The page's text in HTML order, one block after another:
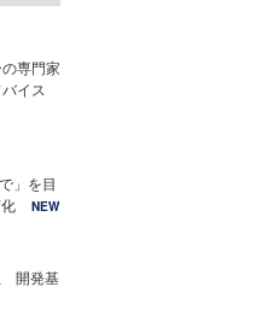
専門家
イス
」を目
NEW
開発基